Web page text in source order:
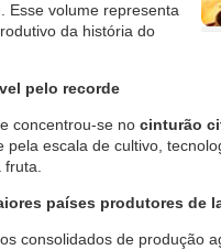
. Esse volume representa
da história do
pelo recorde
concentrou-se no cinturão
pela escala de cultivo,
países produtores de
consolidados de produção